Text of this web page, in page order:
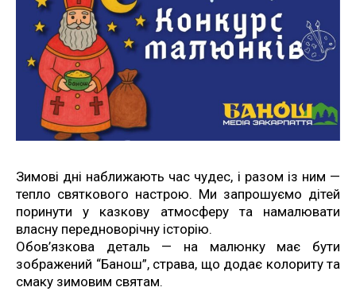
Зимові дні наближають час чудес, і разом із ним —
тепло святкового настрою. Ми запрошуємо дітей
поринути у казкову атмосферу та намалювати
власну передноворічну історію.
Обов’язкова деталь — на малюнку має бути
зображений “Банош”, страва, що додає колориту та
смаку зимовим святам.